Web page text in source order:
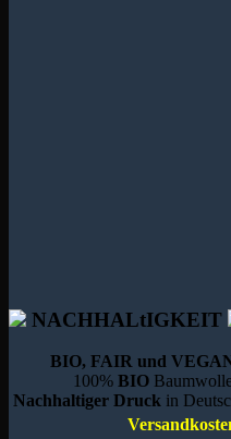
NACHHALtIGKEIT
BIO, FAIR und
100%BIO
Nachhaltiger Druck in